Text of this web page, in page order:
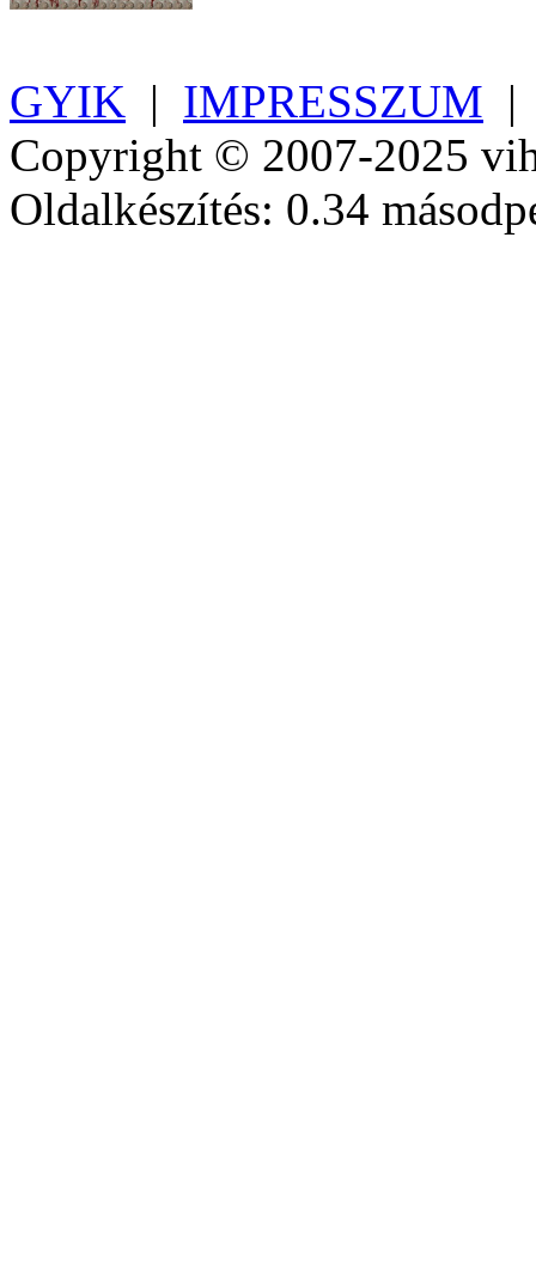
GYIK | IMPRESSZUM
Copyright © 2007-2025
Oldalkészítés: 0.34